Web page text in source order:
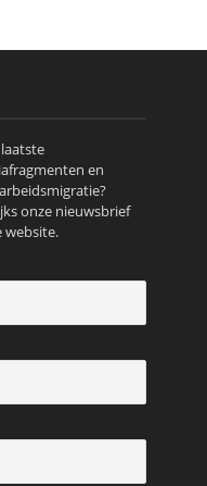
en
onze nieuwsbrief
website.